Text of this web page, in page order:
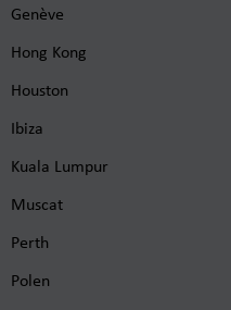
Genève
Hong Kong
Houston
Ibiza
Kuala Lumpur
Muscat
Perth
Polen